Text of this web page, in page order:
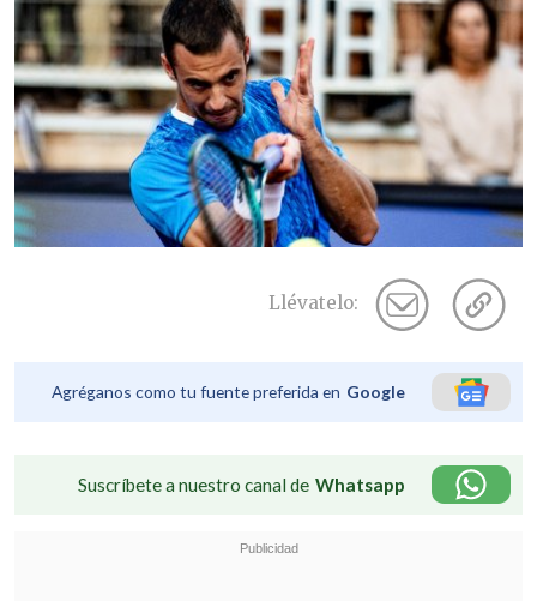
Llévatelo:
Agréganos como tu fuente preferida en Google
Suscríbete a nuestro canal de Whatsapp